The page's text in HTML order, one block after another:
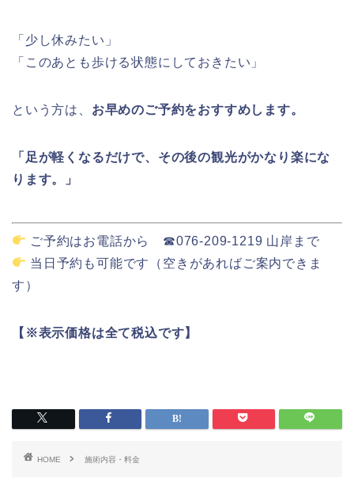
「少し休みたい」
「このあとも歩ける状態にしておきたい」
という方は、 お早めのご予約をおすすめします。
「足が軽くなるだけで、その後の観光がかなり楽にな
ります。」
ご予約はお電話から ☎︎076-209-1219 山岸まで
当日予約も可能です（空きがあればご案内できま
す）
【※表示価格は全て税込です】
HOME 施術内容・料金